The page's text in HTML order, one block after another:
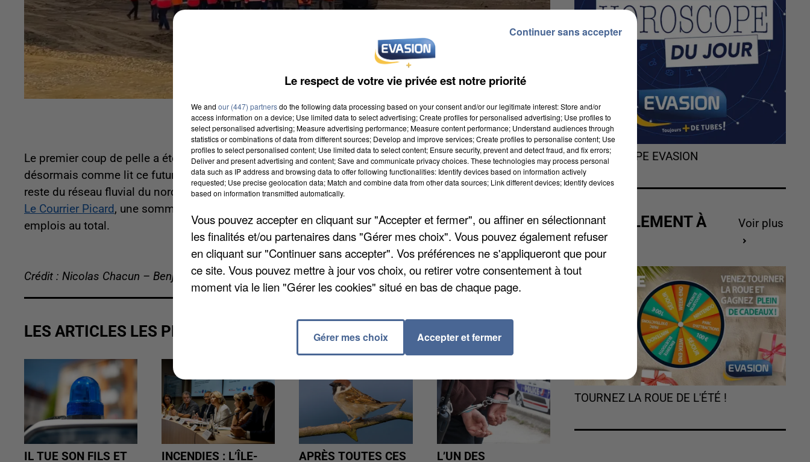
Le premier coup de pelle a été donné hier, jeudi 13 octobre, à Montmacq. La rivière de l'Oise aura
désormais comme lit ce futur chantier. Le futur canal devrait permettre de pouvoir relier la Seine et le
reste du réseau fluvial du nord de l'Europe. Le projet est estimé à plus de 5 milliards d'euros rapporte
Le Courrier Picard, une somme colossale. Le chantier devrait permettre de pouvoir créer jusque 6.000
emplois au total.
Crédit : Nicolas Chacun – Benjamin Swiniarski
LES ARTICLES LES PLUS VUS
IL TUE SON FILS ET
INCENDIES : L’ÎLE-
APRÈS TOUTES CES
L’UN DES
L'HOROSCOPE EVASION
ACTUELLEMENT À
GAGNER
Voir plus
TOURNEZ LA ROUE DE L'ÉTÉ !
Le respect de votre vie privée est notre priorité
We and our (447) partnersdo the following data processing based on your consent and/or our legitimate interest: Store and/or
access information on a device; Use limited data to select advertising; Create profiles for personalised advertising; Use profiles to
select personalised advertising; Measure advertising performance; Measure content performance; Understand audiences through
statistics or combinations of data from different sources; Develop and improve services; Create profiles to personalise content; Use
profiles to select personalised content; Use limited data to select content; Ensure security, prevent and detect fraud, and fix errors;
Deliver and present advertising and content; Save and communicate privacy choices. These technologies may process personal
data such as IP address and browsing data to offer following functionalities: Identify devices based on information actively
requested; Use precise geolocation data; Match and combine data from other data sources; Link different devices; Identify devices
based on information transmitted automatically.
Vous pouvez accepter en cliquant sur "Accepter et fermer", ou affiner en sélectionnant
les finalités et/ou partenaires dans "Gérer mes choix". Vous pouvez également refuser
en cliquant sur "Continuer sans accepter". Vos préférences ne s'appliqueront que pour
ce site. Vous pouvez mettre à jour vos choix, ou retirer votre consentement à tout
moment via le lien "Gérer les cookies" situé en bas de chaque page.
Gérer mes choix Accepter et fermer
Continuer sans accepter